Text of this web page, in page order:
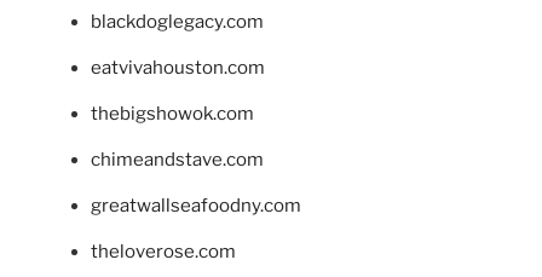
blackdoglegacy.com
eatvivahouston.com
thebigshowok.com
chimeandstave.com
greatwallseafoodny.com
theloverose.com